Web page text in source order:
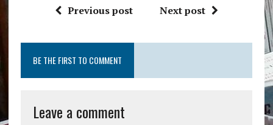
Previous post Next post
BE THE FIRST TO COMMENT
Leave a comment